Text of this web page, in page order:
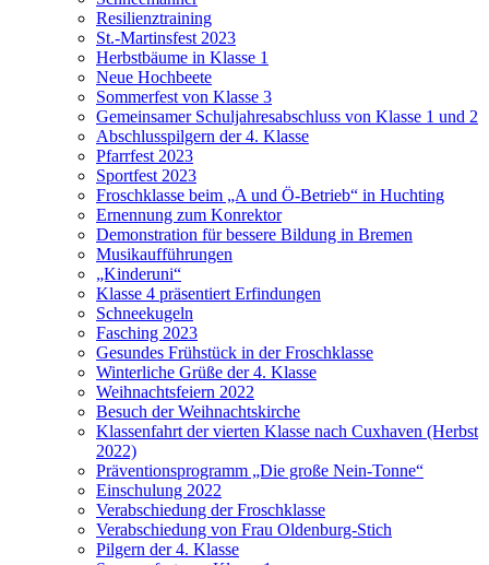
Resilienztraining
St.-Martinsfest 2023
Herbstbäume in Klasse 1
Neue Hochbeete
Sommerfest von Klasse 3
Gemeinsamer Schuljahresabschluss von Klasse 1 und 2
Abschlusspilgern der 4. Klasse
Pfarrfest 2023
Sportfest 2023
Froschklasse beim „A und Ö-Betrieb“ in Huchting
Ernennung zum Konrektor
Demonstration für bessere Bildung in Bremen
Musikaufführungen
„Kinderuni“
Klasse 4 präsentiert Erfindungen
Schneekugeln
Fasching 2023
Gesundes Frühstück in der Froschklasse
Winterliche Grüße der 4. Klasse
Weihnachtsfeiern 2022
Besuch der Weihnachtskirche
Klassenfahrt der vierten Klasse nach Cuxhaven (Herbst
2022)
Präventionsprogramm „Die große Nein-Tonne“
Einschulung 2022
Verabschiedung der Froschklasse
Verabschiedung von Frau Oldenburg-Stich
Pilgern der 4. Klasse